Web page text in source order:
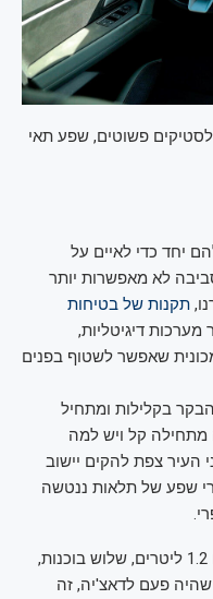
פשוטים, שפע תאי
יחד כדי לאיים על
לא מאפשרות יותר
תקנות של בטיחות
מערכות דיגיטליות,
שאפשר לשטוף בפנים
בקלילות ומתחיל
מתחילה קל ויש למה
של בני העיר צפת להקים יישוב
שפע של תלאות ננטשה
דאסטר מתנהל לאט. יש לו מנוע בנפח 1.2 ליטרים, שלוש בוכנות,
שהיה פעם לדאצ'יה, זה